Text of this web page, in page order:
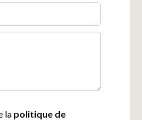
la politique de